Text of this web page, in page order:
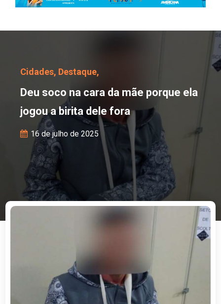
Deu soco na cara da
Cidades, Destaque,
Deu soco na cara da mãe porque ela
jogou a birita dele fora
16 de julho de 2025